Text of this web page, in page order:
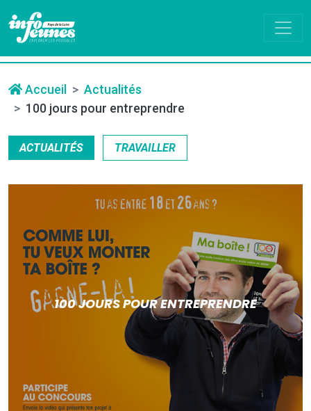
Accueil
Actualités
100 jours pour entreprendre
ACTUALITÉS TRAVAILLER
100 JOURS POUR ENTREPRENDRE